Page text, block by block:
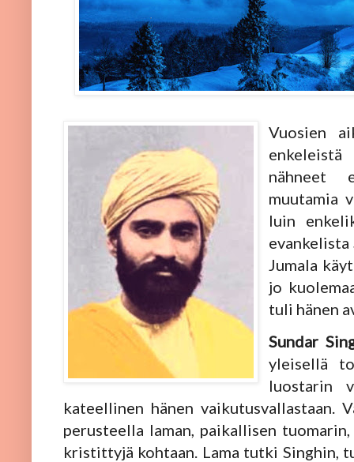
Vuosien
nähneet
muutamia
luin
evankelista
Jumala
jo
tuli hänen
Sundar
yleisellä
luostarin
kateellinen hänen vaikutusvallastaan.
perusteella laman, paikallisen
kristittyjä kohtaan. Lama tutki Singhin,